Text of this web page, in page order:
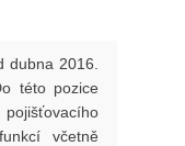
dubna 2016.
této pozice
včetně